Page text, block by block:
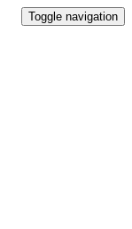
Toggle navigation